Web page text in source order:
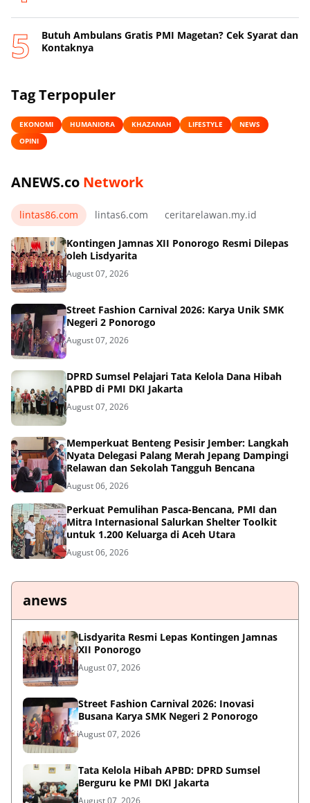
Butuh Ambulans Gratis PMI Magetan? Cek Syarat dan
Kontaknya
Tag Terpopuler
EKONOMI HUMANIORA KHAZANAH LIFESTYLE
NEWS
OPINI
ANEWS.co Network
lintas86.com lintas6.com ceritarelawan.my.id
Kontingen Jamnas XII Ponorogo Resmi Dilepas
oleh Lisdyarita
August 07, 2026
Street Fashion Carnival 2026: Karya Unik SMK
Negeri 2 Ponorogo
August 07, 2026
DPRD Sumsel Pelajari Tata Kelola Dana Hibah
APBD di PMI DKI Jakarta
August 07, 2026
Memperkuat Benteng Pesisir Jember: Langkah
Nyata Delegasi Palang Merah Jepang Dampingi
Relawan dan Sekolah Tangguh Bencana
August 06, 2026
Perkuat Pemulihan Pasca-Bencana, PMI dan
Mitra Internasional Salurkan Shelter Toolkit
untuk 1.200 Keluarga di Aceh Utara
August 06, 2026
anews
Lisdyarita Resmi Lepas Kontingen Jamnas
XII Ponorogo
August 07, 2026
Street Fashion Carnival 2026: Inovasi
Busana Karya SMK Negeri 2 Ponorogo
August 07, 2026
Tata Kelola Hibah APBD: DPRD Sumsel
Berguru ke PMI DKI Jakarta
August 07, 2026